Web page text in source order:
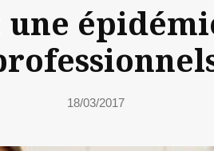
une
18/03/2017